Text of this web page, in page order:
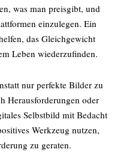
was man preisgibt, und
einzulegen. Ein
das Gleichgewicht
Leben wiederzufinden.
nur perfekte Bilder zu
Herausforderungen oder
Selbstbild mit Bedacht
Werkzeug nutzen,
zu geraten.